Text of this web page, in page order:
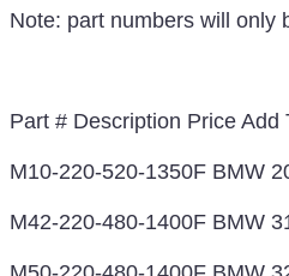
Note: part numbers will only
Part # Description Price Add
M10-220-520-1350F BMW
M42-220-480-1400F BMW